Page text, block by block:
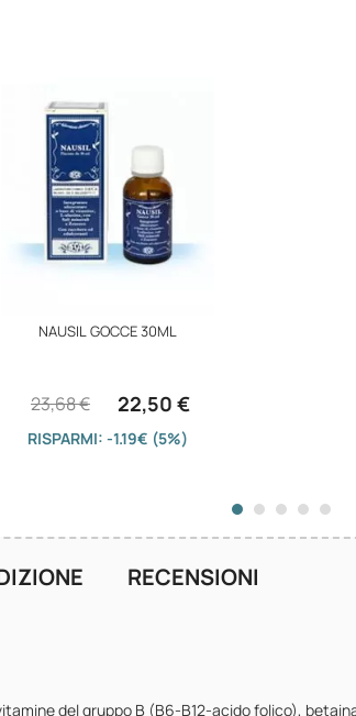
NAUSIL GOCCE 30ML
22,50 €
23,68 €
RISPARMI: -1.19€ (5%)
del gruppo B (B6-B12-acido folico),
RECENSIONI